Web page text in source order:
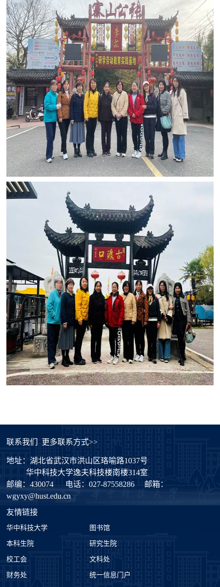
联系我们 更多联系方式>>
地址：湖北省武汉市洪山区珞喻路1037号
华中科技大学逸夫科技楼南楼314室
邮编：430074
电话：027-87558286
邮箱：
wgyxy@hust.edu.cn
友情链接
华中科技大学 图书馆
本科生院 研究生院
校工会 文科处
财务处 统一信息门户